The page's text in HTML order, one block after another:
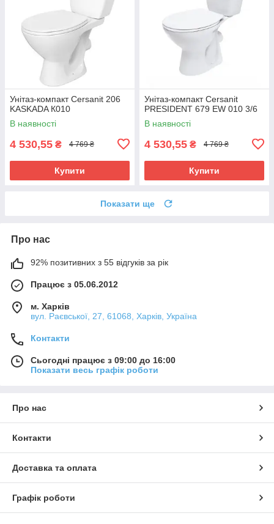
Унітаз-компакт Cersanit 206
KASKADA К010
В наявності
4 530,55 ₴ 4 769 ₴
Купити
Унітаз-компакт Cersanit
PRESIDENT 679 EW 010 3/6
В наявності
4 530,55 ₴ 4 769 ₴
Купити
Показати ще
Про нас
92% позитивних з 55 відгуків за рік
Працює з 05.06.2012
м. Харків
вул. Раєвської, 27, 61068, Харків, Україна
Контакти
Сьогодні працює з 09:00 до 16:00
Показати весь графік роботи
Про нас
Контакти
Доставка та оплата
Графік роботи